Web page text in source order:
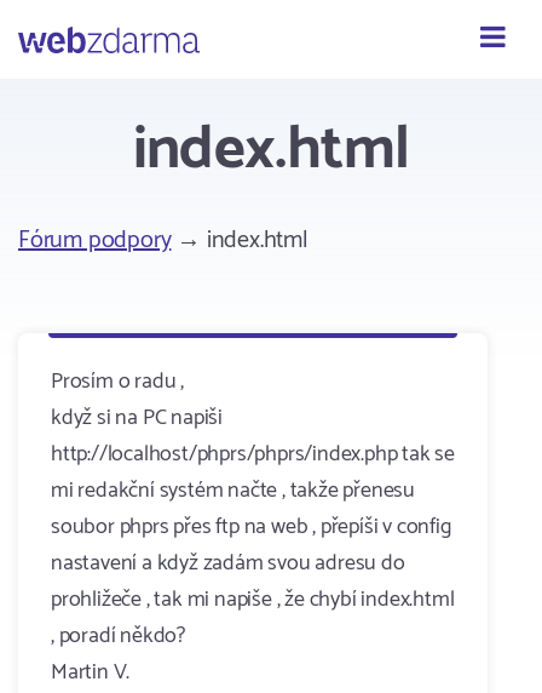
Webzdarma
index.html
Fórum podpory→ index.html
Prosím o radu ,
když si na PC napiši
http://localhost/phprs/phprs/index.php tak se
mi redakční systém načte , takže přenesu
soubor phprs přes ftp na web , přepíši v config
nastavení a když zadám svou adresu do
prohližeče , tak mi napiše , že chybí index.html
, poradí někdo?
Martin V.